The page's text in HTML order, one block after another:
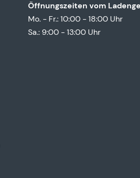
Öffnungszeiten vom
Mo. - Fr.: 10:00 - 18:00 Uhr
Sa.: 9:00 - 13:00 Uhr